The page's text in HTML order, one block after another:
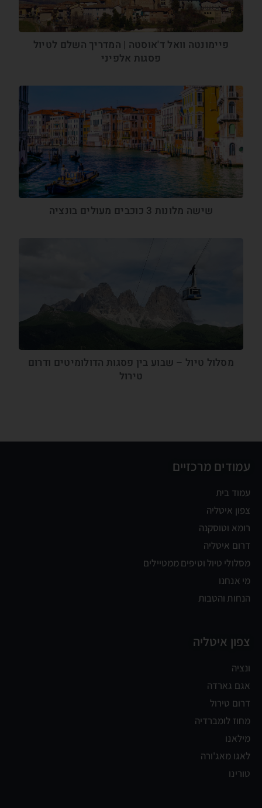
פיימונטה וואל ד'אוסטה | המדריך השלם לטיול
פסגות אלפיני
שישה מלונות 3 כוכבים מעולים בונציה
מסלול טיול – שבוע בין פסגות הדולומיטים ודרום
טירול
עמודים מרכזיים
עמוד בית
צפון איטליה
רומא וטוסקנה
דרום איטליה
מסלולי טיול וטיפים ממטיילים
מי אנחנו
הנחות והטבות
צפון איטליה
ונציה
אגם גארדה
דרום טירול
מחוז לומברדיה
מילאנו
לאגו מאג'ורה
טורינו